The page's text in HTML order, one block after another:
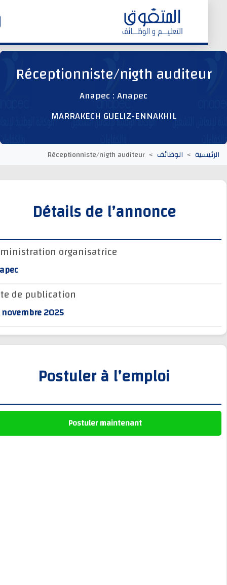
الرئيسية
ابحث عن وظيفة
وظائف عمومية
وظائف المؤسسات و المقاولات العمومية
وظائف مصالح الدولة
Réceptionniste/nigth
Anapec : Anapec
MARRAKECH GUELIZ-ENNAKHIL
الوظائف Réceptionniste/nigth auditeur
Détails de l’annonce
Administration organisatrice
Anapec
Date de publication
24 novembre 2025
Postuler à l’emploi
Postuler maintenant